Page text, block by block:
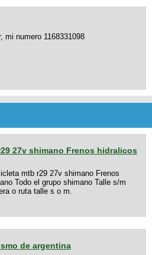
mi numero 1168331098
27v shimano Frenos hidralicos
mtb r29 27v shimano Frenos
Todo el grupo shimano Talle s/m
o ruta talle s o m.
de argentina